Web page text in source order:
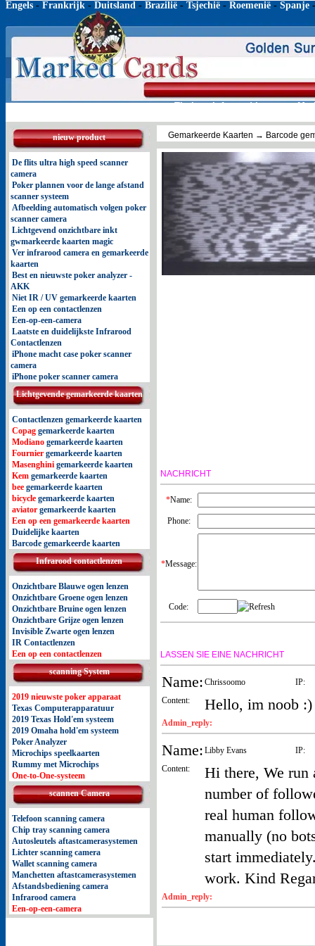
Engels- Frankrijk- Duitsland- Brazilië- Tsjechië- Roemenië- Spanje
Thuis Infrarood lenzen
nieuw product
De flits ultra high speed scanner
camera
Poker plannen voor de lange afstand
scanner systeem
Afbeelding automatisch volgen poker
scanner camera
Lichtgevend onzichtbare inkt
gwmarkeerde kaarten magic
Ver infrarood camera en gemarkeerde
kaarten
Best en nieuwste poker analyzer -
AKK
Niet IR / UV gemarkeerde kaarten
Een op een contactlenzen
Een-op-een-camera
Laatste en duidelijkste Infrarood
Contactlenzen
iPhone macht case poker scanner
camera
iPhone poker scanner camera
Lichtgevende gemarkeerde kaarten
Contactlenzen gemarkeerde kaarten
Copag gemarkeerde kaarten
Modiano gemarkeerde kaarten
Fourniergemarkeerde kaarten
Masenghini gemarkeerde kaarten
Kemgemarkeerde kaarten
beegemarkeerde kaarten
bicyclegemarkeerde kaarten
aviatorgemarkeerde kaarten
Een op een gemarkeerde kaarten
Duidelijke kaarten
Barcode gemarkeerde kaarten
Infrarood contactlenzen
Onzichtbare Blauwe ogen lenzen
Onzichtbare Groene ogen lenzen
Onzichtbare Bruine ogen lenzen
Onzichtbare Grijze ogen lenzen
Invisible Zwarte ogen lenzen
IR Contactlenzen
Een op een contactlenzen
scanning System
2019 nieuwste poker apparaat
Texas Computerapparatuur
2019 Texas Hold'em systeem
2019 Omaha hold'em systeem
Poker Analyzer
Microchips speelkaarten
Rummy met Microchips
One-to-One-systeem
scannen Camera
Telefoon scanning camera
Chip tray scanning camera
Autosleutels aftastcamerasystemen
Lichter scanning camera
Wallet scanning camera
Manchetten aftastcamerasystemen
Afstandsbediening camera
Infrarood camera
Een-op-een-camera
Gemarkeerde Kaarten → Barcode
NACHRICHT
*Name:
Phone:
*Message:
Code:
LASSEN SIE EINE NACHRICHT
Name: Chrissoomo
IP:
Content:
Hello, im noob :)
Admin_reply:
Name: Libby Evans
IP:
Content:
Hi there, We run
number of
real human
manually (no
start
work. Kind
Admin_reply: